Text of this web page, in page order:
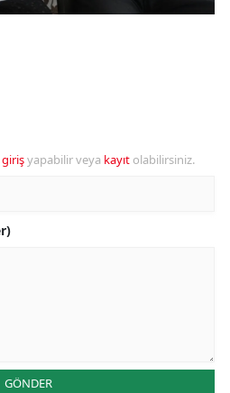
girişyapabilir veya kayıt olabilirsiniz.
GÖNDER